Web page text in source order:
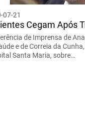
07-21
Cegam Após
de Imprensa de
e de Correia da
Santa Maria, sobre…